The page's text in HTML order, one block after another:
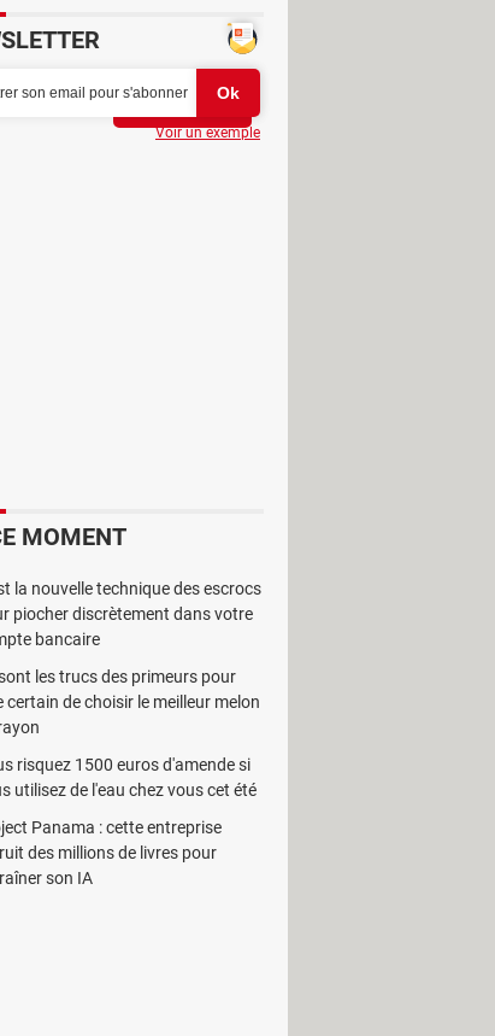
par ce dernier,iSpring
tel que vidéos et musique.
L'encodage fournira
rendu général grâce à un
sa diffusion sur le web.
Voir un exemple
MOMENT
la nouvelle technique des escrocs
piocher discrètement dans votre
bancaire
les trucs des primeurs pour
certain de choisir le meilleur melon
risquez 1500 euros d'amende si
utilisez de l'eau chez vous cet été
Panama : cette entreprise
des millions de livres pour
son IA